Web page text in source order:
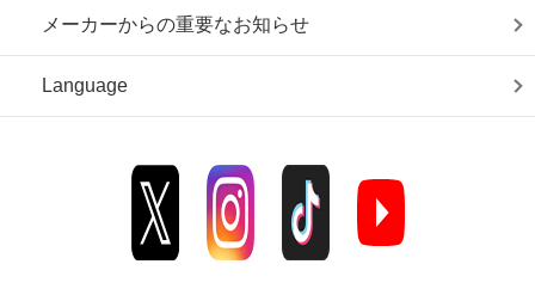
メーカーからの重要なお知らせ
Language